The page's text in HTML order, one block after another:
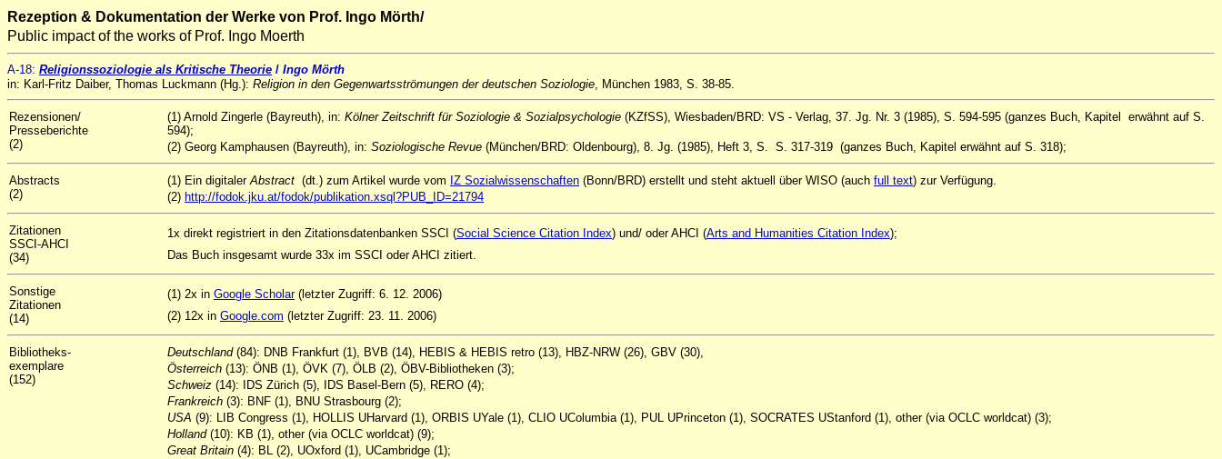
Rezeption & Dokumentation der Werke von Prof. Ingo Mörth/
Public impact of the works of Prof. Ingo Moerth
A-18: Religionssoziologie als Kritische Theorie / Ingo Mörth
in: Karl-Fritz Daiber, Thomas Luckmann (Hg.): Religion in den Gegenwartsströmungen der deutschen Soziologie, München 1983, S. 38-85.
Rezensionen/
Presseberichte
(2)
(1) Arnold Zingerle (Bayreuth), in: Kölner Zeitschrift für Soziologie & Sozialpsychologie (KZfSS), Wiesbaden/BRD: VS - Verlag, 37. Jg. Nr. 3 (1985), S. 594-595 (ganzes Buch, Kapitel erwähnt auf S.
594);
(2) Georg Kamphausen (Bayreuth), in: Soziologische Revue (München/BRD: Oldenbourg), 8. Jg. (1985), Heft 3, S. S. 317-319 (ganzes Buch, Kapitel erwähnt auf S. 318);
Abstracts
(2)
(1) Ein digitalerAbstract (dt.) zum Artikel wurde vom IZ Sozialwissenschaften (Bonn/BRD) erstellt und steht aktuell über WISO (auch full text) zur Verfügung.
(2) http://fodok.jku.at/fodok/publikation.xsql?PUB_ID=21794
Zitationen
SSCI-AHCI
(34)
1x direkt registriert in den Zitationsdatenbanken SSCI (Social Science Citation Index) und/ oder AHCI (Arts and Humanities Citation Index);
Das Buch insgesamt wurde 33x im SSCI oder AHCI zitiert.
Sonstige
Zitationen
(14)
(1) 2x in Google Scholar(letzter Zugriff: 6. 12. 2006)
(2) 12x in Google.com (letzter Zugriff: 23. 11. 2006)
Bibliotheks-
exemplare
(152)
Deutschland(84): DNB Frankfurt (1), BVB (14), HEBIS & HEBIS retro (13), HBZ-NRW (26), GBV (30),
Österreich (13): ÖNB (1), ÖVK (7), ÖLB (2), ÖBV-Bibliotheken (3);
Schweiz (14): IDS Zürich (5), IDS Basel-Bern (5), RERO (4);
Frankreich (3): BNF (1), BNU Strasbourg (2);
USA (9): LIB Congress (1), HOLLIS UHarvard (1), ORBIS UYale (1), CLIO UColumbia (1), PUL UPrinceton (1), SOCRATES UStanford (1), other (via OCLC worldcat) (3);
Holland(10): KB (1), other (via OCLC worldcat) (9);
Great Britain (4): BL (2), UOxford (1), UCambridge (1);